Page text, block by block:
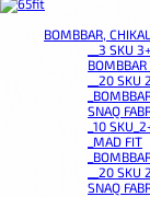
BOMBBAR,
__3 SKU
__20
SNAQ
_10
_MAD FIT
__20
SNAQ